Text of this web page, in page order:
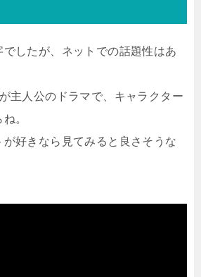
したが、ネットでの話題性はあ
主人公のドラマで、キャラクター
。
が好きなら見てみると良さそうな